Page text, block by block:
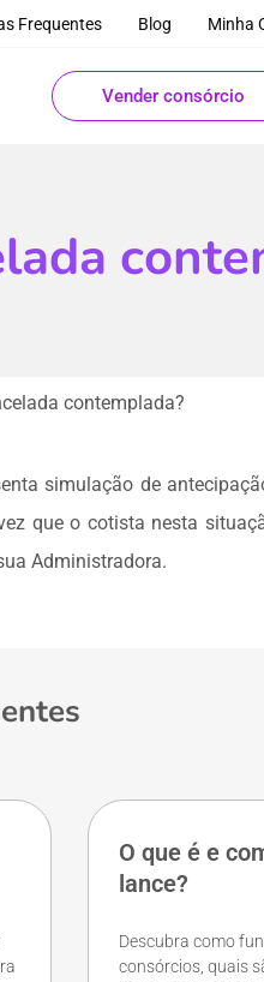
Frequentes Blog Minha
Vender consórcio
contemplada?
simulação de
que o cotista nesta
Administradora.
O que é e
lance?
Descubra como
consórcios, quais